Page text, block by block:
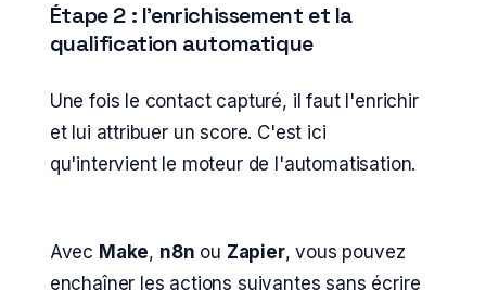
Étape 2 : l'enrichissement et la
qualification automatique
Une fois le contact capturé, il faut l'enrichir
et lui attribuer un score. C'est ici
qu'intervient le moteur de l'automatisation.
Avec Make, n8n ou Zapier, vous pouvez
enchaîner les actions suivantes sans écrire